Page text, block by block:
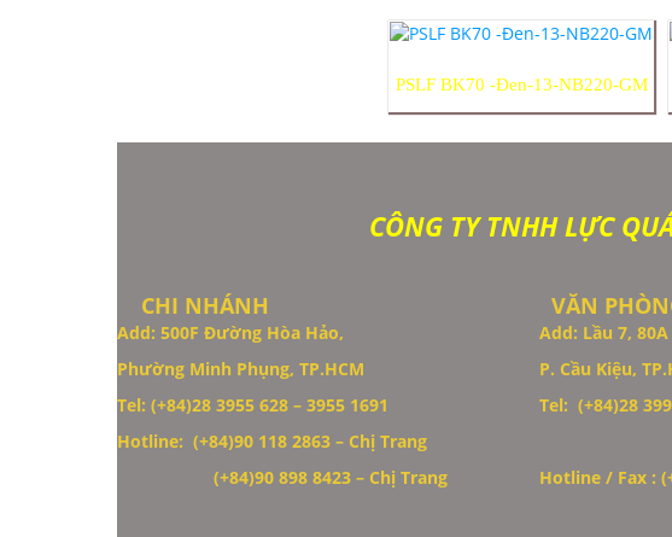
PSLF BK70 -Đen-13-NB220-GM
CÔNG TY TNHH LỰC
CHI NHÁNH VĂN
Add: 500F Đường Hòa Hảo,
Phường Minh Phụng, TP.HCM
Add: Lầu 7,
P. Cầu Kiệu,
Tel: (+84)28 3955 628 – 3955 1691
Tel: (+84)28
Hotline: (+84)90 118 2863 – Chị Trang
(+84)90 898 8423 – Chị Trang Hotline / Fax :